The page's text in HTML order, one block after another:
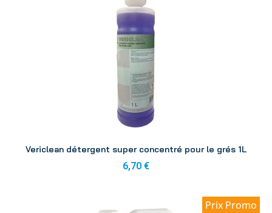
Vericlean détergent super concentré pour le grés 1L
6,70 €
Prix Promo